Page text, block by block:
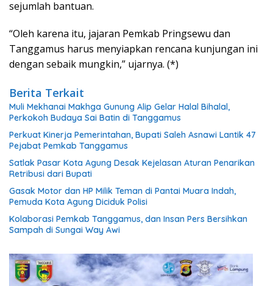
sejumlah bantuan.
“Oleh karena itu, jajaran Pemkab Pringsewu dan
Tanggamus harus menyiapkan rencana kunjungan ini
dengan sebaik mungkin,” ujarnya. (*)
Berita Terkait
Muli Mekhanai Makhga Gunung Alip Gelar Halal Bihalal,
Perkokoh Budaya Sai Batin di Tanggamus
Perkuat Kinerja Pemerintahan, Bupati Saleh Asnawi Lantik 47
Pejabat Pemkab Tanggamus
Satlak Pasar Kota Agung Desak Kejelasan Aturan Penarikan
Retribusi dari Bupati
Gasak Motor dan HP Milik Teman di Pantai Muara Indah,
Pemuda Kota Agung Diciduk Polisi
Kolaborasi Pemkab Tanggamus, dan Insan Pers Bersihkan
Sampah di Sungai Way Awi